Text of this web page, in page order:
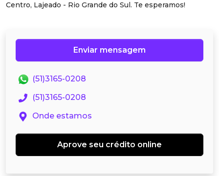
Centro, Lajeado - Rio Grande do Sul. Te esperamos!
Enviar mensagem
(51)3165-0208
(51)3165-0208
Onde estamos
Aprove seu crédito online